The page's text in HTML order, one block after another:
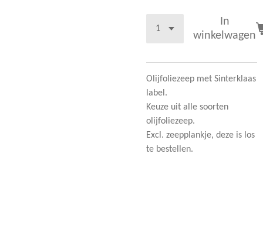
In
winkelwagen
Olijfoliezeep met Sinterklaas
label.
Keuze uit alle soorten
olijfoliezeep.
Excl. zeepplankje, deze is los
te bestellen.